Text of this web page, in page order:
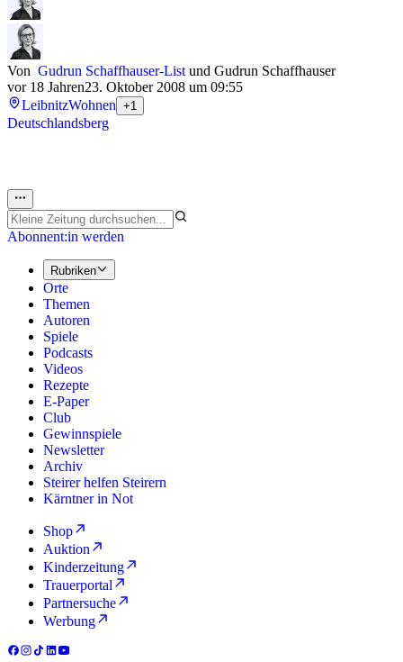
Von Gudrun Schaffhauser-List und Gudrun Schaffhauser
vor 18 Jahren23. Oktober 2008 um 09:55
LeibnitzWohnen +1
Deutschlandsberg
Abonnent:in werden
Rubriken
Orte
Themen
Autoren
Spiele
Podcasts
Videos
Rezepte
E-Paper
Club
Gewinnspiele
Newsletter
Archiv
Steirer helfen Steirern
Kärntner in Not
Shop
Auktion
Kinderzeitung
Trauerportal
Partnersuche
Werbung